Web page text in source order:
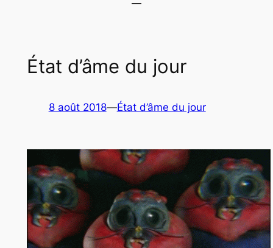
État d’âme du jour
8 août 2018—État d’âme du jour